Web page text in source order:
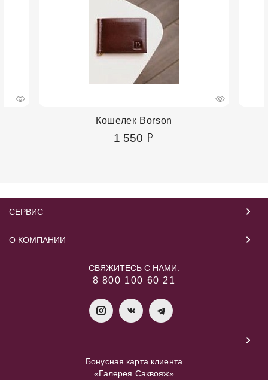
Кошелек Borson
1 550
СЕРВИС
О КОМПАНИИ
СВЯЖИТЕСЬ С НАМИ:
8 800 100 60 21
Бонусная карта клиента
«Галерея Саквояж»